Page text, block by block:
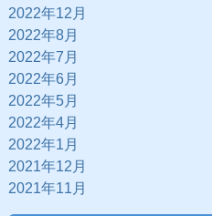
2022年12月
2022年8月
2022年7月
2022年6月
2022年5月
2022年4月
2022年1月
2021年12月
2021年11月